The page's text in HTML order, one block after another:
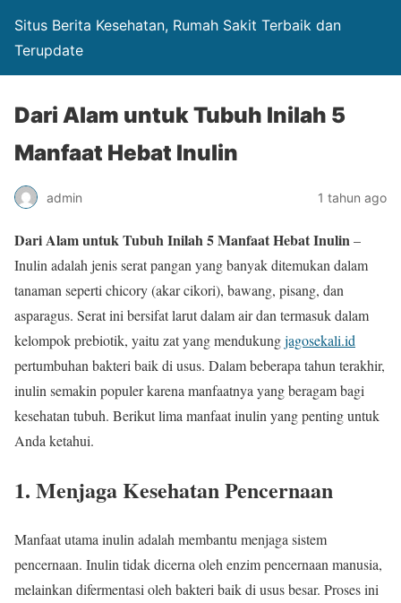
Situs Berita Kesehatan, Rumah Sakit Terbaik dan
Terupdate
Dari Alam untuk Tubuh Inilah 5
Manfaat Hebat Inulin
admin 1 tahun ago
Dari Alam untuk Tubuh Inilah 5 Manfaat Hebat Inulin–
Inulin adalah jenis serat pangan yang banyak ditemukan dalam
tanaman seperti chicory (akar cikori), bawang, pisang, dan
asparagus. Serat ini bersifat larut dalam air dan termasuk dalam
kelompok prebiotik, yaitu zat yang mendukungjagosekali.id
pertumbuhan bakteri baik di usus. Dalam beberapa tahun terakhir,
inulin semakin populer karena manfaatnya yang beragam bagi
kesehatan tubuh. Berikut lima manfaat inulin yang penting untuk
Anda ketahui.
1. Menjaga Kesehatan Pencernaan
Manfaat utama inulin adalah membantu menjaga sistem
pencernaan. Inulin tidak dicerna oleh enzim pencernaan manusia,
melainkan difermentasi oleh bakteri baik di usus besar. Proses ini